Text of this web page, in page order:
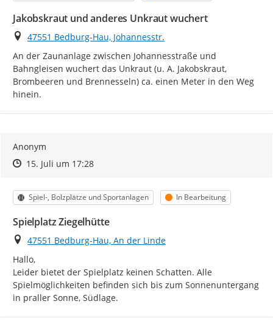
Jakobskraut und anderes Unkraut wuchert
Ort
47551 Bedburg-Hau, Johannesstr.
An der Zaunanlage zwischen Johannesstraße und
Bahngleisen wuchert das Unkraut (u. A. Jakobskraut,
Brombeeren und Brennesseln) ca. einen Meter in den Weg
hinein.
Anonym
Zeitpunkt des Erstellens
Zeitpunkt des Erstellens
15. Juli um 17:28Zur Äußerung
Kategorie
Spiel-, Bolzplätze und Sportanlagen Status
In Bearbeitung
Spielplatz Ziegelhütte
Ort
47551 Bedburg-Hau, An der Linde
Hallo,
Leider bietet der Spielplatz keinen Schatten. Alle
Spielmöglichkeiten befinden sich bis zum Sonnenuntergang
in praller Sonne, Südlage.